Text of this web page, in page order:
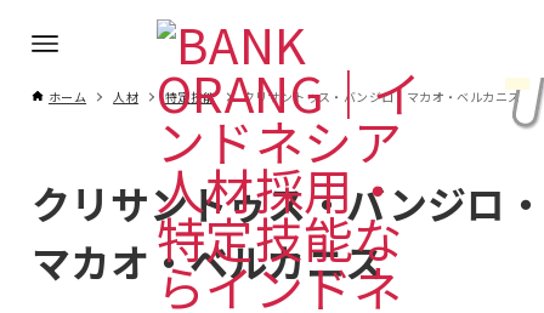
ホーム 人材 特定技能 クリサントゥス・バンジロ・マカオ・ベルカニス
クリサントゥス・バンジロ
マカオ・ベルカニス